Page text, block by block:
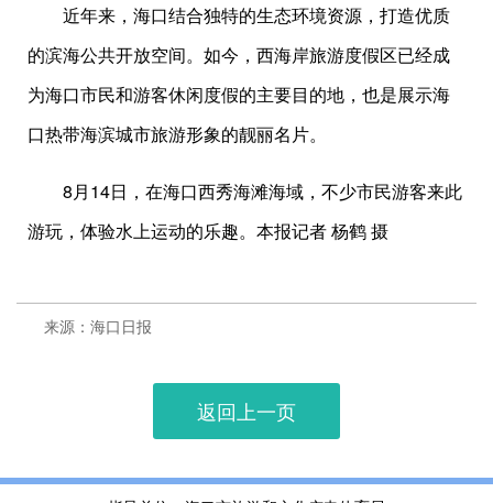
近年来，海口结合独特的生态环境资源，打造优质
的滨海公共开放空间。如今，西海岸旅游度假区已经成
为海口市民和游客休闲度假的主要目的地，也是展示海
口热带海滨城市旅游形象的靓丽名片。
8月14日，在海口西秀海滩海域，不少市民游客来此
游玩，体验水上运动的乐趣。本报记者 杨鹤 摄
来源：海口日报
返回上一页